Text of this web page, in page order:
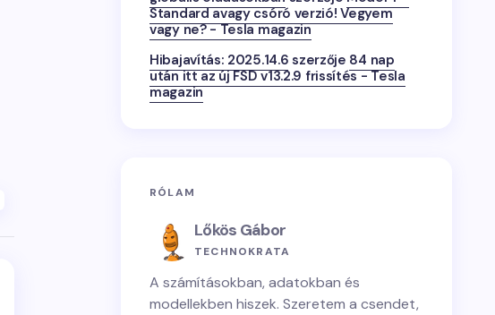
Standard avagy csóró verzió! Vegyem
vagy ne? - Tesla magazin
Hibajavítás: 2025.14.6 szerzője 84 nap
után itt az új FSD v13.2.9 frissítés - Tesla
magazin
RÓLAM
Lőkös Gábor
TECHNOKRATA
A számításokban, adatokban és
modellekben hiszek. Szeretem a csendet,